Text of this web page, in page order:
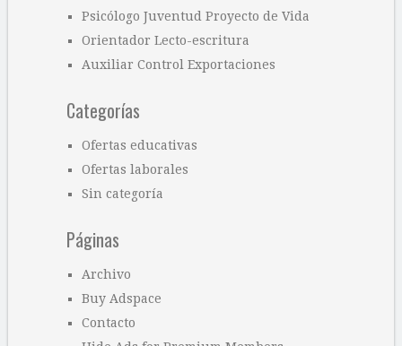
Psicólogo Juventud Proyecto de Vida
Orientador Lecto-escritura
Auxiliar Control Exportaciones
Categorías
Ofertas educativas
Ofertas laborales
Sin categoría
Páginas
Archivo
Buy Adspace
Contacto